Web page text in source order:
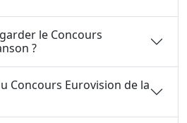
le Concours
?
Concours Eurovision de la